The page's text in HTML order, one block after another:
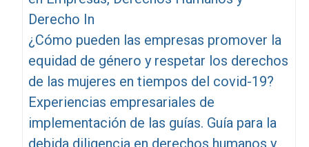
Derecho In
¿Cómo pueden las empresas promover la
equidad de género y respetar los derechos
de las mujeres en tiempos del covid-19?
Experiencias empresariales de
implementación de las guías. Guía para la
debida diligencia en derechos humanos y